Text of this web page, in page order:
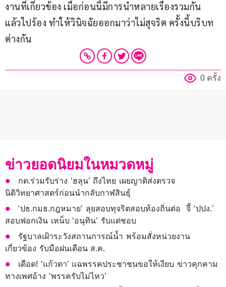
งานที่เกี่ยวข้อง เมื่อก่อนนี้มีการนำหลายเรื่องรวมกัน
แล้วไปร้อง ทำให้วินิจฉัยออกมาว่าไม่สุจริต ครั้งนี้บริบท
ต่างกัน
0 ครั้ง
ข่าวยอดนิยมในหมวดหมู่
กต.ร่วมรับร่าง ‘ฮลุน’ ถึงไทย เผยญาติส่งตรวจ
นิติวิทยาศาสตร์ก่อนนำกลับกาฬสินธุ์
‘ปธ.กมธ.กฎหมาย’ ลุยสอบทุจริตสอบท้องถิ่นต่อ จี้ ‘ปปง.’
สอบฟอกเงิน เหน็บ ‘อนุทิน’ รับแต่ชอบ
รัฐบาลเฝ้าระวังสถานการณ์น้ำ พร้อมสั่งหน่วยงาน
เกี่ยวข้อง รับมือฝนเดือน ส.ค.
เดือด! ‘แก้วตา’ แฉพรรคประชาชนขอให้เงียบ ข่าวคุกคาม
ทางเพศอ้าง ‘พรรครับไม่ไหว’